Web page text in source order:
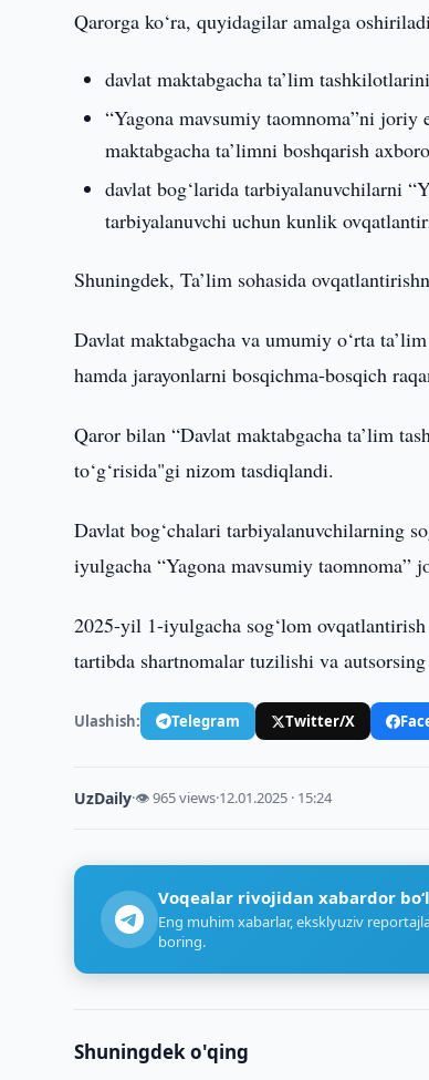
Qarorga ko‘ra, quyidagilar amalga
davlat maktabgacha ta’lim
“Yagona mavsumiy taomnoma”ni
maktabgacha ta’limni boshqarish
davlat bog‘larida tarbiyalanuvchilarni
tarbiyalanuvchi uchun kunlik
Shuningdek, Ta’lim sohasida
Davlat maktabgacha va umumiy o‘rta
hamda jarayonlarni bosqichma-bosqich
Qaror bilan “Davlat maktabgacha ta’lim
to‘g‘risida"gi nizom tasdiqlandi.
Davlat bog‘chalari tarbiyalanuvchilarning
iyulgacha “Yagona mavsumiy taomnoma”
2025-yil 1-iyulgacha sog‘lom
tartibda shartnomalar tuzilishi va
Ulashish: Telegram Twitter/X
UzDaily·👁 965 views·12.01.2025 · 15:24
Voqealar rivojidan xabardor
Eng muhim xabarlar, eksklyuziv
boring.
Shuningdek o'qing